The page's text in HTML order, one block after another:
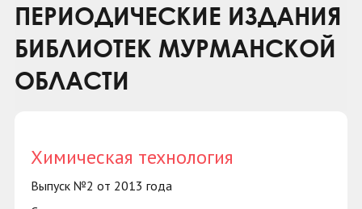
ПЕРИОДИЧЕСКИЕ ИЗДАНИЯ
БИБЛИОТЕК МУРМАНСКОЙ
ОБЛАСТИ
Химическая технология
Выпуск №2 от 2013 года